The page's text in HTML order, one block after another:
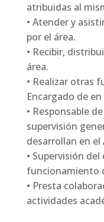
atribuidas al
• Atender y
por el área.
• Recibir,
área.
• Realizar otras
Encargado de
• Responsable
supervisión
desarrollan en
• Supervisión
funcionamiento
• Presta
actividades